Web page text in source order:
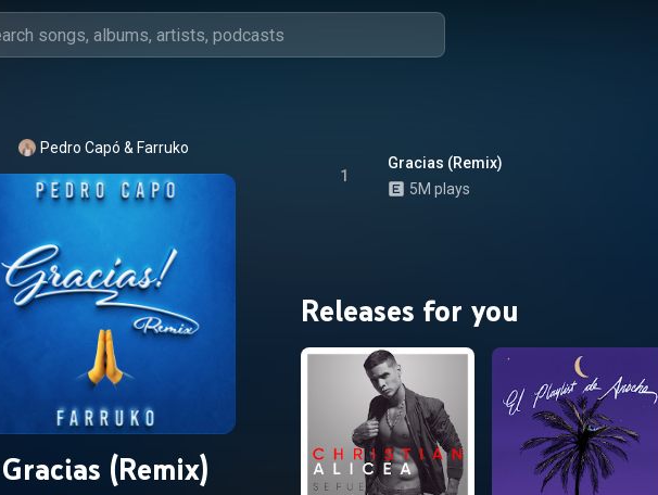
Pedro Capó & Farruko
Gracias (Remix)
1
Gracias (Remix)
5M plays
Releases for you